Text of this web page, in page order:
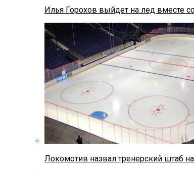
Илья Горохов выйдет на лед вместе
Локомотив назвал тренерский штаб